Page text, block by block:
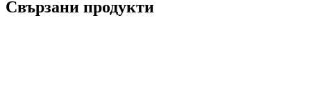
Свързани продукти